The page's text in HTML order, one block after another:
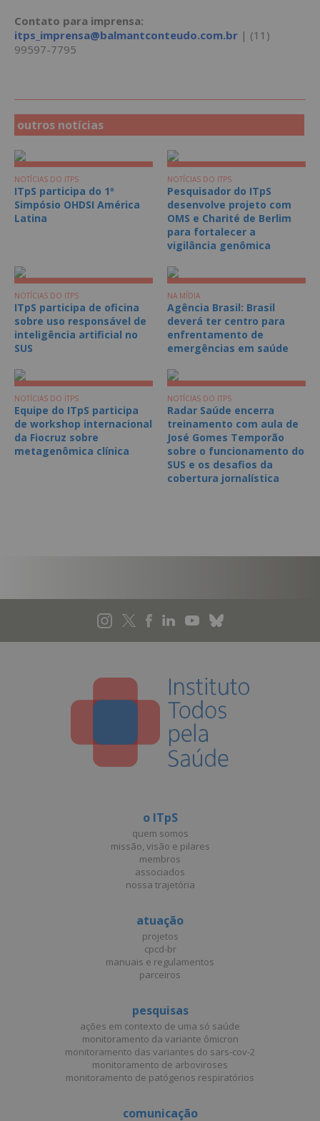
Contato para imprensa:
itps_imprensa@balmantconteudo.com.br | (11)
99597-7795
outros notícias
NOTÍCIAS DO ITPS
ITpS participa do 1º
Simpósio OHDSI América
Latina
NOTÍCIAS DO ITPS
Pesquisador do ITpS
desenvolve projeto com
OMS e Charité de Berlim
para fortalecer a
vigilância genômica
NOTÍCIAS DO ITPS
ITpS participa de oficina
sobre uso responsável de
inteligência artificial no
SUS
NA MÍDIA
Agência Brasil: Brasil
deverá ter centro para
enfrentamento de
emergências em saúde
NOTÍCIAS DO ITPS
Equipe do ITpS participa
de workshop internacional
da Fiocruz sobre
metagenômica clínica
NOTÍCIAS DO ITPS
Radar Saúde encerra
treinamento com aula de
José Gomes Temporão
sobre o funcionamento do
SUS e os desafios da
cobertura jornalística
o ITpS
quem somos
missão, visão e pilares
membros
associados
nossa trajetória
atuação
projetos
cpcd-br
manuais e regulamentos
parceiros
pesquisas
ações em contexto de uma só saúde
monitoramento da variante ômicron
monitoramento das variantes do sars-cov-2
monitoramento de arboviroses
monitoramento de patógenos respiratórios
comunicação